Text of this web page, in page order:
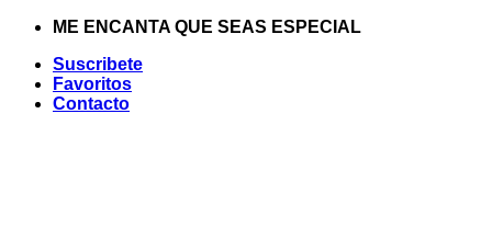
Saltar
contenido
ME ENCANTA QUE SEAS ESPECIAL
Suscribete
Favoritos
Contacto